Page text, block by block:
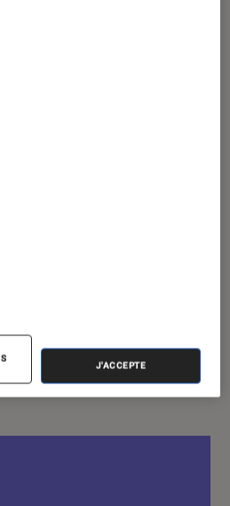
fait des débuts
J'ACCEPTE